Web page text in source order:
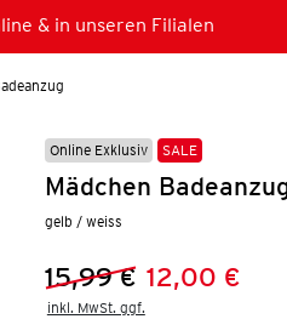
& in unseren Filialen
Online Exklusiv SALE
Mädchen
gelb / weiss
Vorheriger Preis:
15,99 €
Neuer Preis:12,00 €
inkl. MwSt. ggf.